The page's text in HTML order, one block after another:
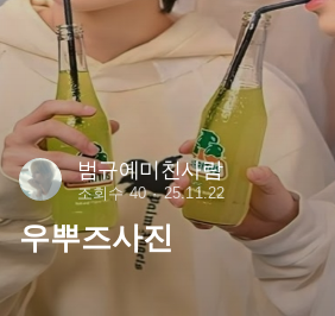
범규에미친사람
조회수 40 25.11.22
우뿌즈사진